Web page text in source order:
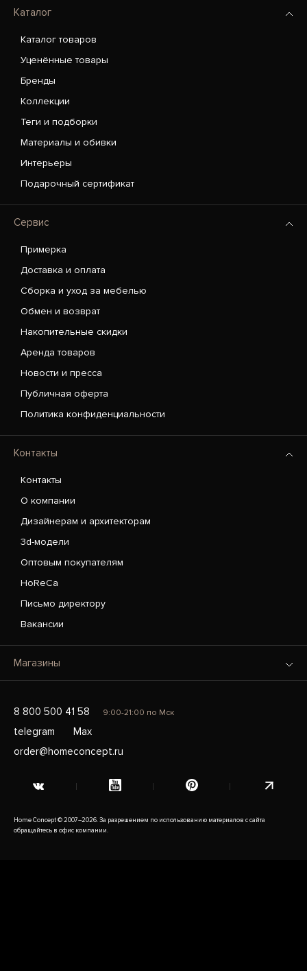
Каталог
Каталог товаров
Уценённые товары
Бренды
Коллекции
Теги и подборки
Материалы и обивки
Интерьеры
Подарочный сертификат
Сервис
Примерка
Доставка и оплата
Сборка и уход за мебелью
Обмен и возврат
Накопительные скидки
Аренда товаров
Новости и пресса
Публичная оферта
Политика конфиденциальности
Контакты
Контакты
О компании
Дизайнерам и архитекторам
3d-модели
Оптовым покупателям
HoReCa
Письмо директору
Вакансии
Магазины
8 800 500 41 58 9:00-21:00 по Мск
telegram
Max
order@homeconcept.ru
Home Concept © 2007–2026. За разрешением по использованию материалов с сайта
обращайтесь в офис компании.